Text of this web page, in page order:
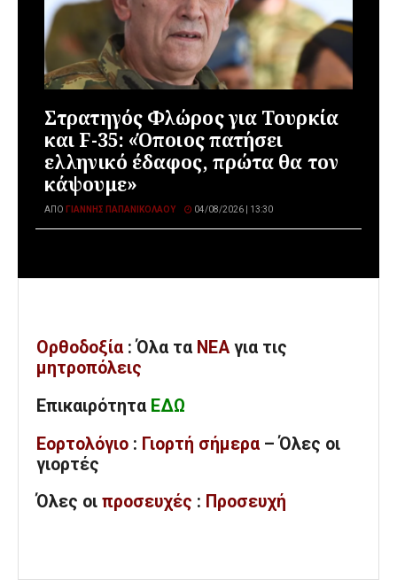
Στρατηγός Φλώρος για Τουρκία
και F-35: «Όποιος πατήσει
ελληνικό έδαφος, πρώτα θα τον
κάψουμε»
ΑΠΌ ΓΙΆΝΝΗΣ ΠΑΠΑΝΙΚΟΛΆΟΥ 04/08/2026 | 13:30
Ορθοδοξία : Όλα τα ΝΕΑ για τις
μητροπόλεις
Επικαιρότητα ΕΔΩ
Εορτολόγιο : Γιορτή σήμερα – Όλες οι
γιορτές
Όλες οι προσευχές : Προσευχή